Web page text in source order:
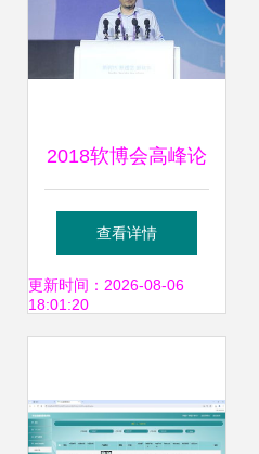
2018软博会高峰论
坛聚焦工业互联网
与信息安全软件开
查看详情
更新时间：2026-08-06
18:01:20